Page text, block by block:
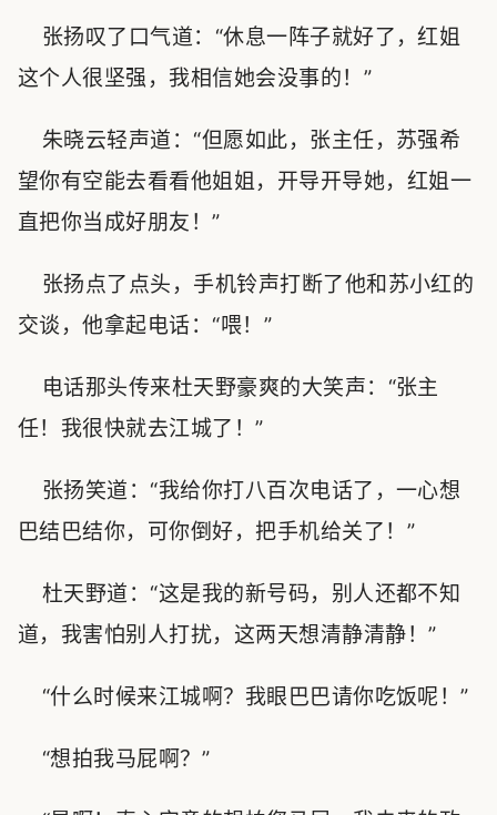
张扬叹了口气道：“休息一阵子就好了，红姐
这个人很坚强，我相信她会没事的！”
朱晓云轻声道：“但愿如此，张主任，苏强希
望你有空能去看看他姐姐，开导开导她，红姐一
直把你当成好朋友！”
张扬点了点头，手机铃声打断了他和苏小红的
交谈，他拿起电话：“喂！”
电话那头传来杜天野豪爽的大笑声：“张主
任！我很快就去江城了！”
张扬笑道：“我给你打八百次电话了，一心想
巴结巴结你，可你倒好，把手机给关了！”
杜天野道：“这是我的新号码，别人还都不知
道，我害怕别人打扰，这两天想清静清静！”
“什么时候来江城啊？我眼巴巴请你吃饭呢！”
“想拍我马屁啊？”